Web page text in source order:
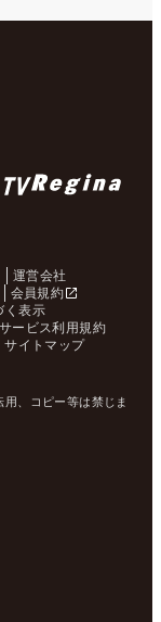
運営会社
会員規約
く表示
ービス利用規約
サイトマップ
、コピー等は禁じま